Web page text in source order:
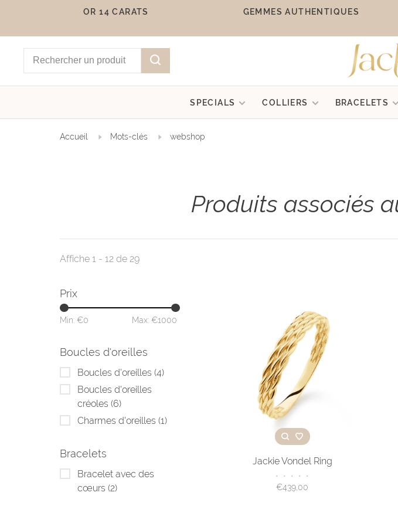
OR 14 CARATS GEMMES AUTHENTIQUES
SPECIALS COLLIERS BRACELETS
Accueil Mots-clés webshop
Produits associés
Affiche 1 - 12 de 29
Prix
Min: €0 Max: €1000
Boucles d'oreilles
Boucles d'oreilles (4)
Boucles d'oreilles
créoles (6)
Charmes d'oreilles (1)
Bracelets
Bracelet avec des
cœurs (2)
Jackie Vondel Ring
• • • • •
€439,00